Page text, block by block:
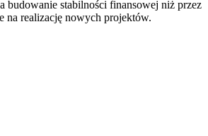
budowanie stabilności finansowej niż przez
na realizację nowych projektów.